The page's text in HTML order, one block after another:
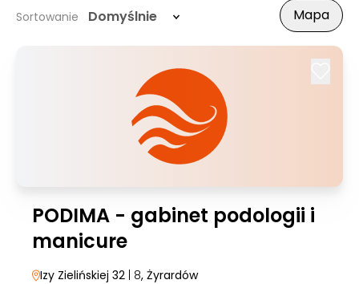
Sortowanie Domyślnie Mapa
PODIMA - gabinet podologii i
manicure
Izy Zielińskiej 32 | 8, Żyrardów